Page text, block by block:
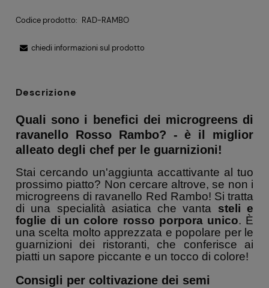
Codice prodotto: RAD-RAMBO
chiedi informazioni sul prodotto
Descrizione
Quali sono i benefici dei microgreens di
ravanello Rosso Rambo? - è il miglior
alleato degli chef per le guarnizioni!
Stai cercando un'aggiunta accattivante al tuo
prossimo piatto? Non cercare altrove, se non i
microgreens di ravanello Red Rambo! Si tratta
di una specialità asiatica che vanta steli e
foglie di un colore rosso porpora unico. È
una scelta molto apprezzata e popolare per le
guarnizioni dei ristoranti, che conferisce ai
piatti un sapore piccante e un tocco di colore!
Consigli per coltivazione dei semi